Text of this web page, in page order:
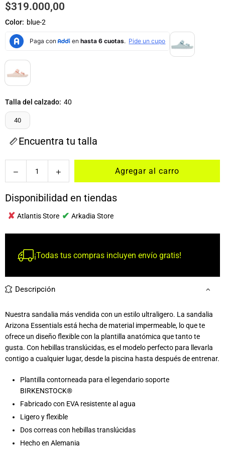
Precio
habitual
$319.000,00
Color: blue-2
Talla del calzado: 40
40
Encuentra tu talla
Agregar al carro
Disponibilidad en tiendas
✘ Atlantis Store ✔ Arkadia Store
¡Todas tus compras incluyen envío gratis!
Descripción
Nuestra sandalia más vendida con un estilo ultraligero. La sandalia
Arizona Essentials está hecha de material impermeable, lo que te
ofrece un diseño flexible con la plantilla anatómica que tanto te
gusta. Con hebillas translúcidas, es el modelo perfecto para llevarla
contigo a cualquier lugar, desde la piscina hasta después de entrenar.
Plantilla contorneada para el legendario soporte
BIRKENSTOCK®
Fabricado con EVA resistente al agua
Ligero y flexible
Dos correas con hebillas translúcidas
Hecho en Alemania